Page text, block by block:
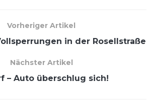
Vorheriger Artikel
in der Rosellstraße
Nächster Artikel
– Auto überschlug sich!